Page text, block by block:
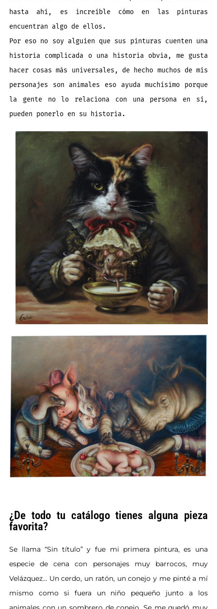
hasta ahí, es increíble cómo en las pinturas
encuentran algo de ellos.
Por eso no soy alguien que sus pinturas cuenten una
historia complicada o una historia obvia, me gusta
hacer cosas más universales, de hecho muchos de mis
personajes son animales eso ayuda muchísimo porque
la gente no lo relaciona con una persona en sí,
pueden ponerlo en su historia.
¿De todo tu catálogo tienes alguna pieza
favorita?
Se llama “Sin título” y fue mi primera pintura, es una
especie de cena con personajes muy barrocos, muy
Velázquez… Un cerdo, un ratón, un conejo y me pinté a mí
mismo como si fuera un niño pequeño junto a los
animales con un sombrero de conejo. Se me quedó muy